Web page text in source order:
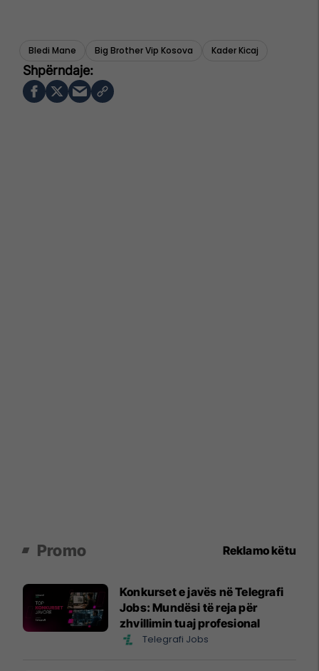
Bledi Mane Big Brother Vip Kosova Kader Kicaj
Promo Reklamo këtu
Konkurset e javës në Telegrafi
Jobs: Mundësi të reja për
zhvillimin tuaj profesional
Telegrafi Jobs